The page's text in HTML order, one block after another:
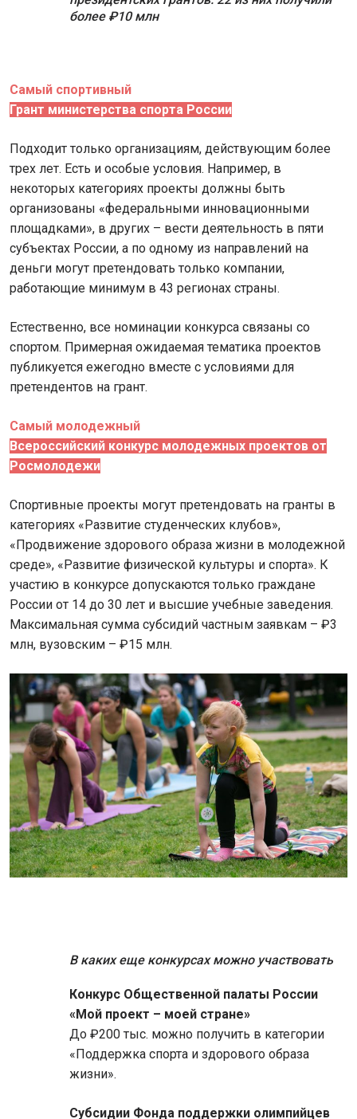
более ₽10 млн
Самый спортивный
Грант министерства спорта России
Подходит только организациям, действующим более
трех лет. Есть и особые условия. Например, в
некоторых категориях проекты должны быть
организованы «федеральными инновационными
площадками», в других – вести деятельность в пяти
субъектах России, а по одному из направлений на
деньги могут претендовать только компании,
работающие минимум в 43 регионах страны.
Естественно, все номинации конкурса связаны со
спортом. Примерная ожидаемая тематика проектов
публикуется ежегодно вместе с условиями для
претендентов на грант.
Самый молодежный
Всероссийский конкурс молодежных проектов от
Росмолодежи
Спортивные проекты могут претендовать на гранты в
категориях «Развитие студенческих клубов»,
«Продвижение здорового образа жизни в молодежной
среде», «Развитие физической культуры и спорта». К
участию в конкурсе допускаются только граждане
России от 14 до 30 лет и высшие учебные заведения.
Максимальная сумма субсидий частным заявкам – ₽3
млн, вузовским – ₽15 млн.
В каких еще конкурсах можно участвовать
Конкурс Общественной палаты России
«Мой проект – моей стране»
До ₽200 тыс. можно получить в категории
«Поддержка спорта и здорового образа
жизни».
Субсидии Фонда поддержки олимпийцев